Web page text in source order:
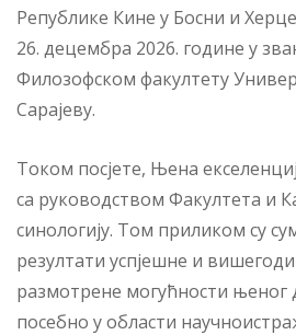
Републике Кине у Босни и
26. децембра 2026. године у
Филозофском факултету
Сарајеву.
Током посјете, Њена
са руководством Факултета и
синологију. Том приликом су
резултати успјешне и
размотрене могућности
посебно у области